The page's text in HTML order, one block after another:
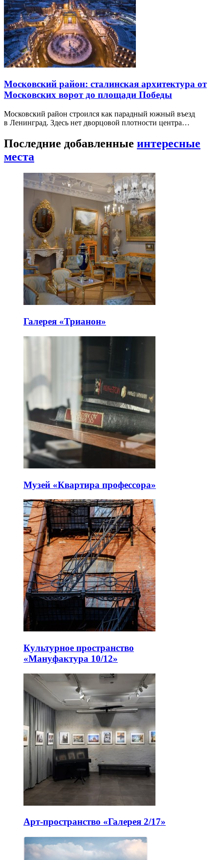
Московский район: сталинская архитектура от
Московских ворот до площади Победы
Московский район строился как парадный южный въезд
в Ленинград. Здесь нет дворцовой плотности центра…
Последние добавленные интересные
места
Галерея «Трианон»
Музей «Квартира профессора»
Культурное пространство
«Мануфактура 10/12»
Арт-пространство «Галерея 2/17»